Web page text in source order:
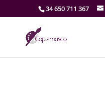
34 650 711 367